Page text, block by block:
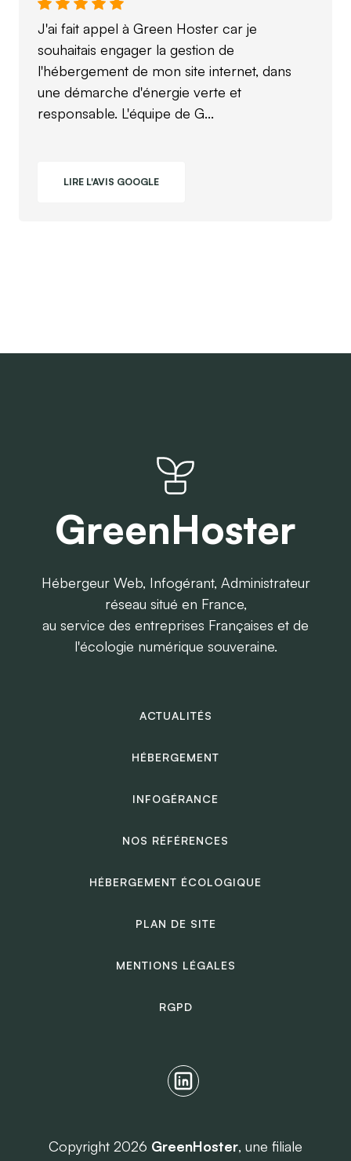
J'ai fait appel à Green Hoster car je
souhaitais engager la gestion de
l'hébergement de mon site internet, dans
une démarche d'énergie verte et
responsable. L'équipe de G...
LIRE L'AVIS GOOGLE
GreenHoster
Hébergeur Web, Infogérant, Administrateur
réseau situé en France,
au service des entreprises Françaises et de
l'écologie numérique souveraine.
ACTUALITÉS
HÉBERGEMENT
INFOGÉRANCE
NOS RÉFÉRENCES
HÉBERGEMENT ÉCOLOGIQUE
PLAN DE SITE
MENTIONS LÉGALES
RGPD
Copyright 2026 GreenHoster, une filiale